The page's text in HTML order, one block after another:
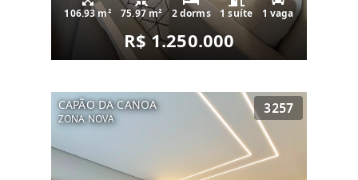
106.93 m² 75.97 m² 2 dorms 1 suíte 1 vaga
R$ 1.250.000
CAPÃO DA CANOA
ZONA NOVA
3257